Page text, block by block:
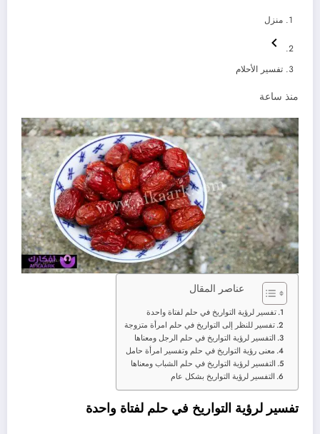
منزل
تفسير الأحلام
منذ ساعة
عناصر المقال
تفسير لرؤية التواريخ في حلم لفتاة واحدة
تفسير للنظر إلى التواريخ في حلم امرأة متزوجة
التفسير لرؤية التواريخ في حلم الرجل ومعناها
معنى رؤية التواريخ في حلم وتفسير امرأة حامل
التفسير لرؤية التواريخ في حلم الشباب ومعناها
التفسير لرؤية التواريخ بشكل عام
تفسير لرؤية التواريخ في حلم لفتاة واحدة